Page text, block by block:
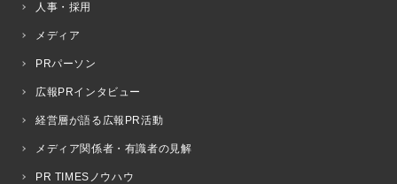
人事・採用
メディア
PRパーソン
広報PRインタビュー
経営層が語る広報PR活動
メディア関係者・有識者の見解
PR TIMESノウハウ